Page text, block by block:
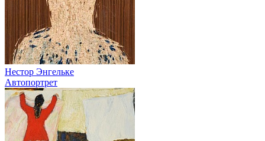
Нестор Энгельке
Автопортрет